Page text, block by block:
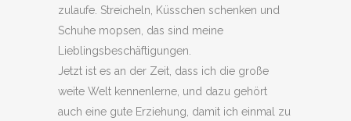
zulaufe. Streicheln, Küsschen schenken und
Schuhe mopsen, das sind meine
Lieblingsbeschäftigungen.
Jetzt ist es an der Zeit, dass ich die große
weite Welt kennenlerne, und dazu gehört
auch eine gute Erziehung, damit ich einmal zu